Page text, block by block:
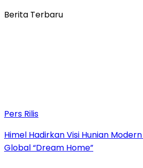
Berita Terbaru
Pers Rilis
Himel Hadirkan Visi Hunian
Global “Dream Home”